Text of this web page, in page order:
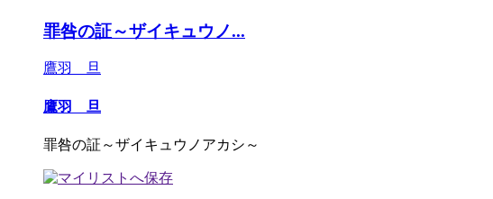
罪咎の証～ザイキュウノ...
鷹羽 旦
鷹羽 旦
罪咎の証～ザイキュウノアカシ～